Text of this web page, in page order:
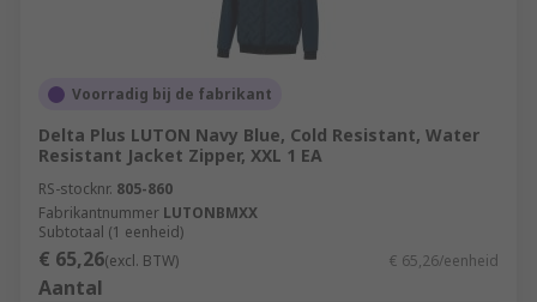
Voorradig bij de fabrikant
Delta Plus LUTON Navy Blue, Cold Resistant, Water
Resistant Jacket Zipper, XXL 1 EA
RS-stocknr. 805-860
Fabrikantnummer LUTONBMXX
Subtotaal (1 eenheid)
€ 65,26(excl. BTW) € 65,26/eenheid
Aantal